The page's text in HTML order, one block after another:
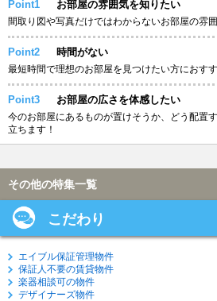
Point1 お部屋の雰囲気を知りたい
間取り図や写真だけではわからないお部屋の雰
Point2 時間がない
最短時間で理想のお部屋を見つけたい方におすす
Point3 お部屋の広さを体感したい
今のお部屋にあるものが置けそうか、どう配置
立ちます！
その他の特集一覧
こだわり
エイブル保証管理物件
保証人不要の賃貸物件
楽器相談可の物件
デザイナーズ物件